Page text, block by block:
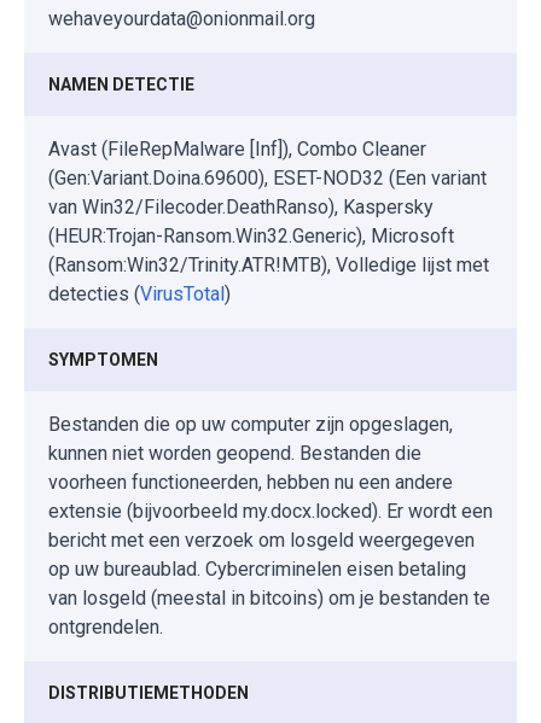
wehaveyourdata@onionmail.org
NAMEN DETECTIE
Avast (FileRepMalware [Inf]), Combo Cleaner
(Gen:Variant.Doina.69600), ESET-NOD32 (Een variant
van Win32/Filecoder.DeathRanso), Kaspersky
(HEUR:Trojan-Ransom.Win32.Generic), Microsoft
(Ransom:Win32/Trinity.ATR!MTB), Volledige lijst met
detecties (VirusTotal)
SYMPTOMEN
Bestanden die op uw computer zijn opgeslagen,
kunnen niet worden geopend. Bestanden die
voorheen functioneerden, hebben nu een andere
extensie (bijvoorbeeld my.docx.locked). Er wordt een
bericht met een verzoek om losgeld weergegeven
op uw bureaublad. Cybercriminelen eisen betaling
van losgeld (meestal in bitcoins) om je bestanden te
ontgrendelen.
DISTRIBUTIEMETHODEN